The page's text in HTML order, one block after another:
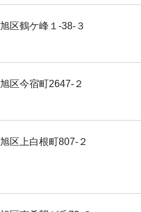
旭区鶴ケ峰１‐38‐３
旭区今宿町2647‐２
旭区上白根町807‐２